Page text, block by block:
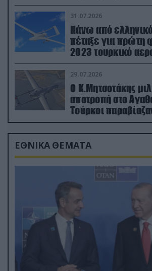
31.07.2026
Πάνω από
πέταξε για πρώτη
2023 τουρκικό
29.07.2026
Ο Κ.Μητσοτάκης
αποτροπή στο
Τούρκοι
drone
ΕΘΝΙΚΑ ΘΕΜΑΤΑ